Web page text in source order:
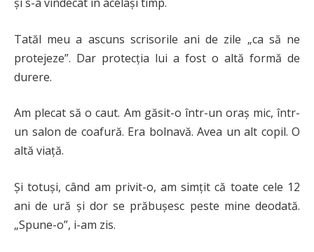
Tatăl meu a ascuns scrisorile ani de zile „ca să ne
protejeze”. Dar protecția lui a fost o altă formă de
durere.
Am plecat să o caut. Am găsit-o într-un oraș mic, într-
un salon de coafură. Era bolnavă. Avea un alt copil. O
altă viață.
Și totuși, când am privit-o, am simțit că toate cele 12
ani de ură și dor se prăbușesc peste mine deodată.
„Spune-o”, i-am zis.